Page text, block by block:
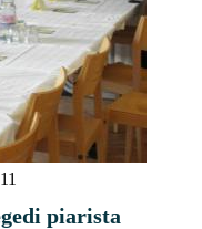
piarista